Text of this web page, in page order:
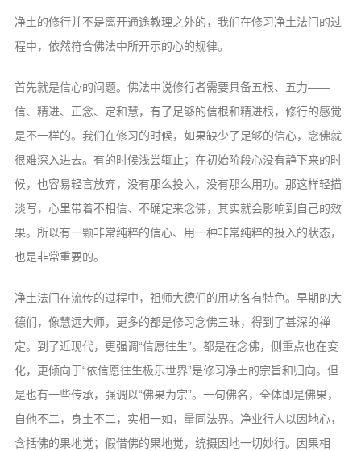
净土的修行并不是离开通途教理之外的，我们在修习净土法门的过
程中，依然符合佛法中所开示的心的规律。
首先就是信心的问题。佛法中说修行者需要具备五根、五力——
信、精进、正念、定和慧，有了足够的信根和精进根，修行的感觉
是不一样的。我们在修习的时候，如果缺少了足够的信心，念佛就
很难深入进去。有的时候浅尝辄止；在初始阶段心没有静下来的时
候，也容易轻言放弃，没有那么投入，没有那么用功。那这样轻描
淡写，心里带着不相信、不确定来念佛，其实就会影响到自己的效
果。所以有一颗非常纯粹的信心、用一种非常纯粹的投入的状态，
也是非常重要的。
净土法门在流传的过程中，祖师大德们的用功各有特色。早期的大
德们，像慧远大师，更多的都是修习念佛三昧，得到了甚深的禅
定。到了近现代，更强调“信愿往生”。都是在念佛，侧重点也在变
化，更倾向于“依信愿往生极乐世界”是修习净土的宗旨和归向。但
是也有一些传承，强调以“佛果为宗”。一句佛名，全体即是佛果，
自他不二，身土不二，实相一如，量同法界。净业行人以因地心，
含括佛的果地觉；假借佛的果地觉，统摄因地一切妙行。因果相